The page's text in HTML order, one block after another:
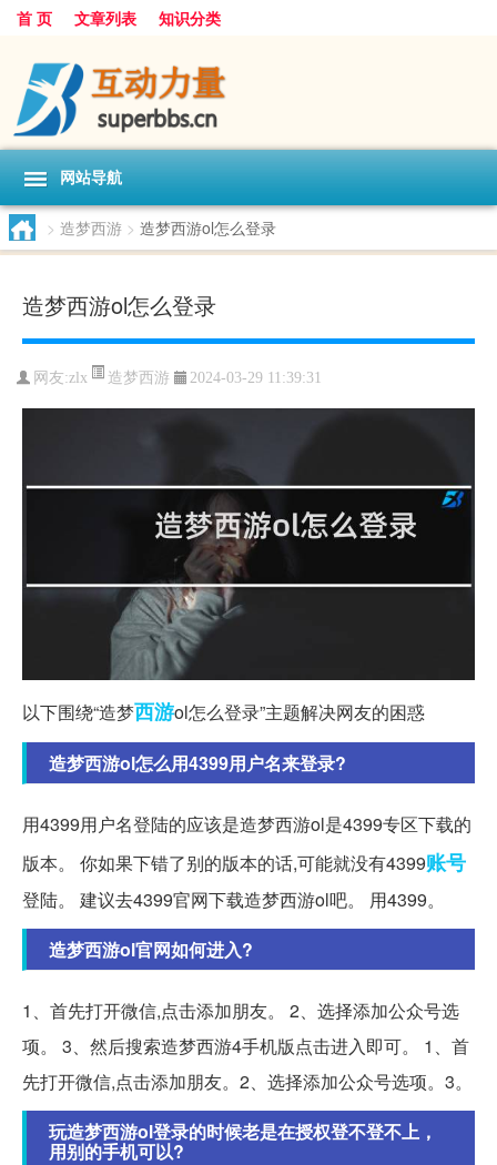
首 页 文章列表 知识分类
网站导航
> 造梦西游 > 造梦西游ol怎么登录
造梦西游ol怎么登录
网友:zlx 造梦西游 2024-03-29 11:39:31
以下围绕“造梦西游ol怎么登录”主题解决网友的困惑
造梦西游ol怎么用4399用户名来登录?
用4399用户名登陆的应该是造梦西游ol是4399专区下载的
版本。 你如果下错了别的版本的话,可能就没有4399账号
登陆。 建议去4399官网下载造梦西游ol吧。 用4399。
造梦西游ol官网如何进入?
1、首先打开微信,点击添加朋友。 2、选择添加公众号选
项。 3、然后搜索造梦西游4手机版点击进入即可。 1、首
先打开微信,点击添加朋友。2、选择添加公众号选项。3。
玩造梦西游ol登录的时候老是在授权登不登不上，
用别的手机可以?